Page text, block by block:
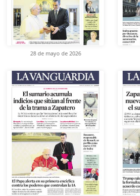
28 de mayo de 2026